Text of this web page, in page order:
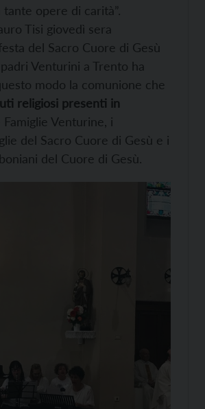
opere di carità”.
Tisi giovedì sera
del Sacro Cuore di Gesù
Venturini a Trento ha
modo la comunione che
religiosi presenti in
Famiglie Venturine, i
del Sacro Cuore di Gesù e i
del Cuore di Gesù.